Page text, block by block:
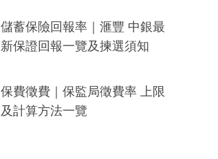
儲蓄保險回報率｜滙豐 中銀最
新保證回報一覽及揀選須知
保費徵費｜保監局徵費率 上限
及計算方法一覽